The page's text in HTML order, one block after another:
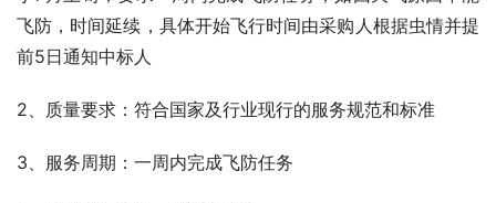
飞防，时间延续，具体开始飞行时间由采购人根据虫情并提
前5日通知中标人
2、质量要求：符合国家及行业现行的服务规范和标准
3、服务周期：一周内完成飞防任务